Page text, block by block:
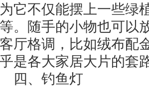
它不仅能摆上一些绿
。随手的小物也可以
厅格调，比如绒布配
是各大家居大片的套
、钓鱼灯